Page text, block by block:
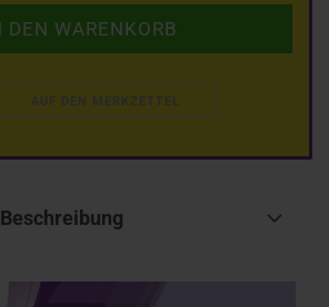
AUF DEN MERKZETTEL
Beschreibung